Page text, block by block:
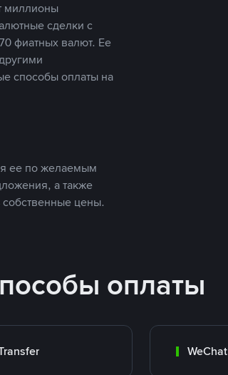
миллионы
сделки с
фиатных валют. Ее
способы оплаты на
ее по желаемым
а также
собственные цены.
оплаты
WeChat